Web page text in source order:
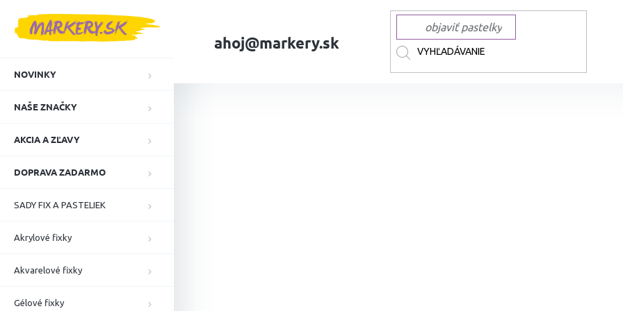
ahoj@markery.sk
NOVINKY
NAŠE ZNAČKY
AKCIA A ZĽAVY
DOPRAVA ZADARMO
SADY FIX A PASTELIEK
Akrylové fixky
Akvarelové fixky
Gélové fixky